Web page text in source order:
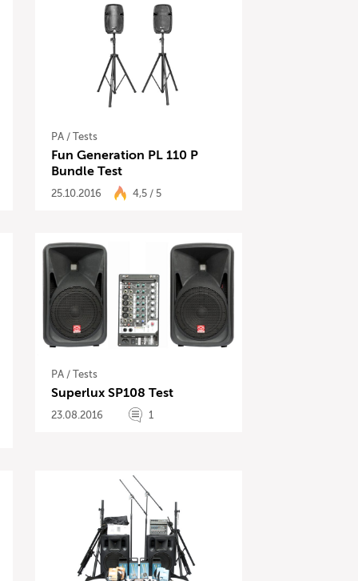
PA /Tests
Fun Generation PL 110 P
Bundle Test
25.10.2016 4,5 / 5
PA /Tests
Superlux SP108 Test
23.08.2016 1